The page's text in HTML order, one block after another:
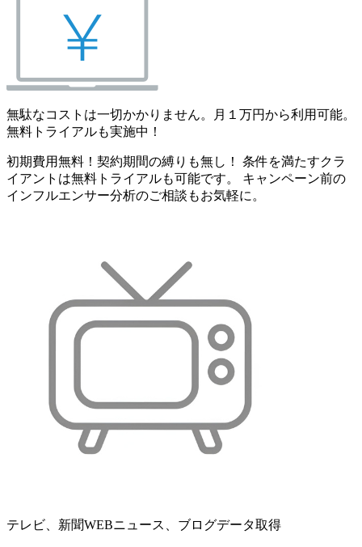
無駄なコストは一切かかりません。月１万円から利用可能。
無料トライアルも実施中！
初期費用無料！契約期間の縛りも無し！ 条件を満たすクラ
イアントは無料トライアルも可能です。 キャンペーン前の
インフルエンサー分析のご相談もお気軽に。
テレビ、新聞WEBニュース、ブログデータ取得